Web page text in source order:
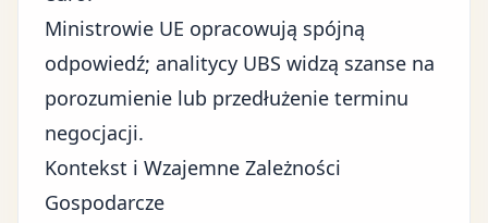
Ministrowie UE opracowują spójną
odpowiedź; analitycy UBS widzą szanse na
porozumienie lub przedłużenie terminu
negocjacji.
Kontekst i Wzajemne Zależności
Gospodarcze